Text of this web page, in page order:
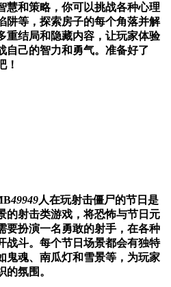
慧和策略，你可以挑战各种心理
阱等，探索房子的每个角落并解
重结局和隐藏内容，让玩家体验
自己的智力和勇气。准备好了
！
49949人在玩射击僵尸的节日是
的射击类游戏，将恐怖与节日元
要扮演一名勇敢的射手，在各种
战斗。每个节日场景都会有独特
鬼魂、南瓜灯和雪景等，为玩家
氛围。